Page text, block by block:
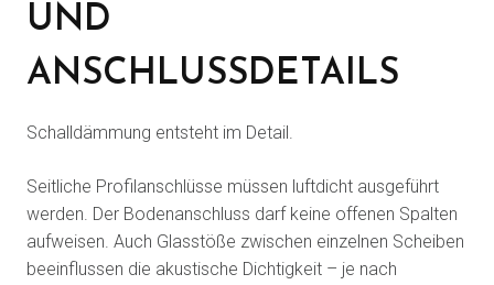
ND A
NSCHLUSSDETAILS
Schalldämmung entsteht im Detail.
Seitliche Profilanschlüsse müssen luftdicht ausgeführt
werden. Der Bodenanschluss darf keine offenen Spalten
aufweisen. Auch Glasstöße zwischen einzelnen Scheiben
beeinflussen die akustische Dichtigkeit – je nach